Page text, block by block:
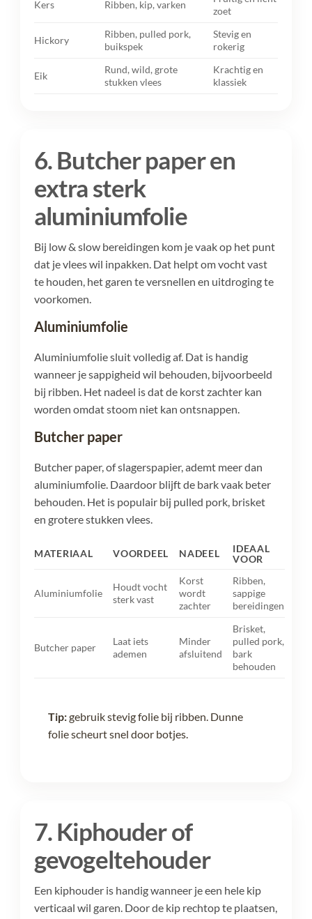
Kers Ribben, kip, varken
zoet
Hickory
Ribben, pulled pork,
buikspek
Stevig en
rokerig
Eik
Rund, wild, grote
stukken vlees
Krachtig en
klassiek
6. Butcher paper en
extra sterk
aluminiumfolie
Bij low & slow bereidingen kom je vaak op het punt
dat je vlees wil inpakken. Dat helpt om vocht vast
te houden, het garen te versnellen en uitdroging te
voorkomen.
Aluminiumfolie
Aluminiumfolie sluit volledig af. Dat is handig
wanneer je sappigheid wil behouden, bijvoorbeeld
bij ribben. Het nadeel is dat de korst zachter kan
worden omdat stoom niet kan ontsnappen.
Butcher paper
Butcher paper, of slagerspapier, ademt meer dan
aluminiumfolie. Daardoor blijft de bark vaak beter
behouden. Het is populair bij pulled pork, brisket
en grotere stukken vlees.
MATERIAAL VOORDEEL NADEEL
IDEAAL
VOOR
Aluminiumfolie
Houdt vocht
sterk vast
Korst
wordt
zachter
Ribben,
sappige
bereidingen
Butcher paper
Laat iets
ademen
Minder
afsluitend
Brisket,
pulled pork,
bark
behouden
Tip:gebruik stevig folie bij ribben. Dunne
folie scheurt snel door botjes.
7. Kiphouder of
gevogeltehouder
Een kiphouder is handig wanneer je een hele kip
verticaal wil garen. Door de kip rechtop te plaatsen,